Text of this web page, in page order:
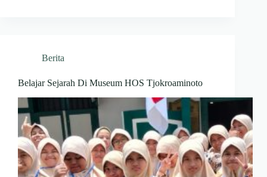
Berita
Belajar Sejarah Di Museum HOS Tjokroaminoto